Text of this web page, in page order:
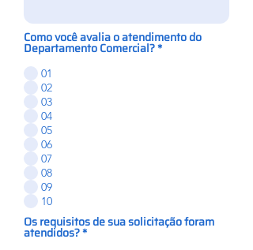
Como você avalia o atendimento do
Departamento Comercial?*
01
02
03
04
05
06
07
08
09
10
Os requisitos de sua solicitação foram
atendidos?*